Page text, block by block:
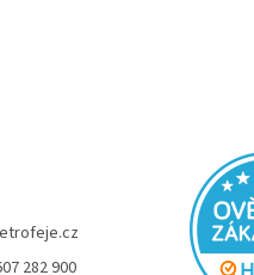
282 900